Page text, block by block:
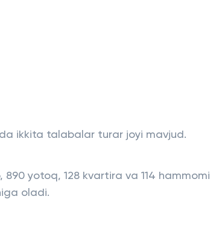
ikkita talabalar turar joyi mavjud.
yotoq, 128 kvartira va 114 hammomi
oladi.